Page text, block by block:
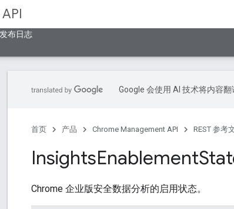
发布日志
Google 会使用 AI 技术将内容
首页 产品 Chrome Management API REST 参考
InsightsEnablement
Chrome 企业版安全数据分析的启用状态。